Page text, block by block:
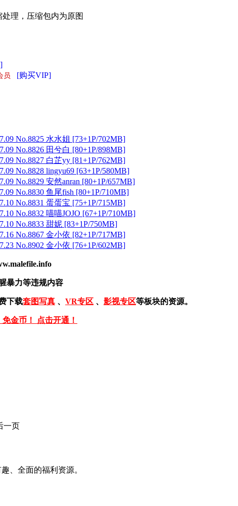
处理，压缩包内为原图
员
[购买VIP]
No.8825 水水姐 [73+1P/702MB]
No.8826 田兮白 [80+1P/898MB]
No.8827 白芷yy [81+1P/762MB]
No.8828 lingyu69 [63+1P/580MB]
No.8829 安然anran [80+1P/657MB]
No.8830 鱼尾fish [80+1P/710MB]
No.8831 蛋蛋宝 [75+1P/715MB]
No.8832 喵喵JOJO [67+1P/710MB]
No.8833 甜妮 [83+1P/750MB]
No.8867 金小依 [82+1P/717MB]
No.8902 金小依 [76+1P/602MB]
暴力等违规内容
下载套图写真 、 VR专区 、 影视专区等板块的资源。
金币！ 点击开通！
一页
、全面的福利资源。